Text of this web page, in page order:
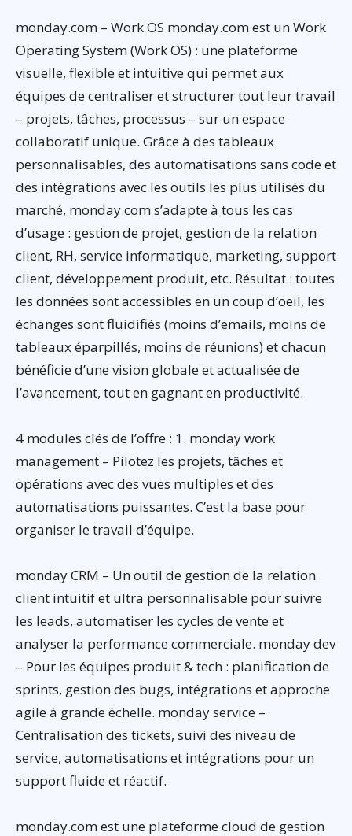
monday.com – Work OS monday.com est un Work
Operating System (Work OS) : une plateforme
visuelle, flexible et intuitive qui permet aux
équipes de centraliser et structurer tout leur travail
– projets, tâches, processus – sur un espace
collaboratif unique. Grâce à des tableaux
personnalisables, des automatisations sans code et
des intégrations avec les outils les plus utilisés du
marché, monday.com s’adapte à tous les cas
d’usage : gestion de projet, gestion de la relation
client, RH, service informatique, marketing, support
client, développement produit, etc. Résultat : toutes
les données sont accessibles en un coup d’oeil, les
échanges sont fluidifiés (moins d’emails, moins de
tableaux éparpillés, moins de réunions) et chacun
bénéficie d’une vision globale et actualisée de
l’avancement, tout en gagnant en productivité.
4 modules clés de l’offre : 1. monday work
management – Pilotez les projets, tâches et
opérations avec des vues multiples et des
automatisations puissantes. C’est la base pour
organiser le travail d’équipe.
monday CRM – Un outil de gestion de la relation
client intuitif et ultra personnalisable pour suivre
les leads, automatiser les cycles de vente et
analyser la performance commerciale. monday dev
– Pour les équipes produit & tech : planification de
sprints, gestion des bugs, intégrations et approche
agile à grande échelle. monday service –
Centralisation des tickets, suivi des niveau de
service, automatisations et intégrations pour un
support fluide et réactif.
monday.com est une plateforme cloud de gestion